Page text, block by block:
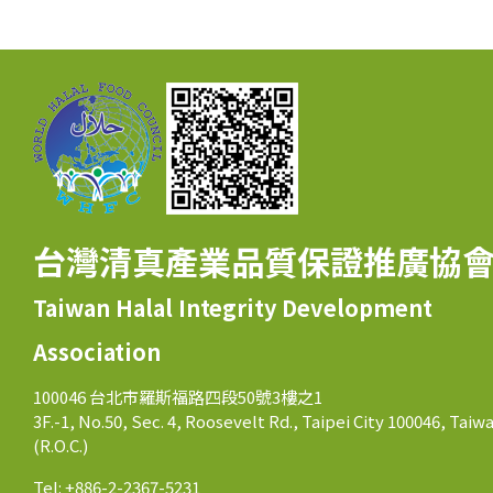
台灣清真產業品質保證推廣協
Taiwan Halal Integrity Development
Association
100046 台北市羅斯福路四段50號3樓之1
3F.-1, No.50, Sec. 4, Roosevelt Rd., Taipei City 100046,
(R.O.C.)
Tel: +886-2-2367-5231